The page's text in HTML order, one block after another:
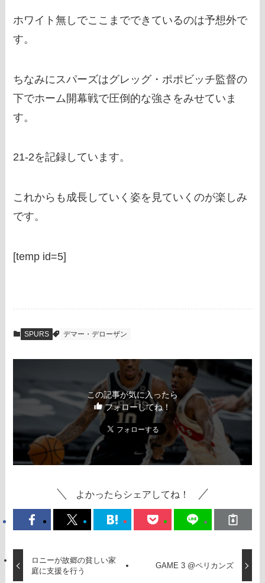
ホワイト無しでここまでできているのは予想外で
す。
ちなみにスパーズはグレッグ・ポポビッチ監督の
下でホーム開幕戦で圧倒的な強さをみせていま
す。
21-2を記録しています。
これからも成長していく姿を見ていくのが楽しみ
です。
[temp id=5]
SPURS デマー・デローザン
この記事が気に入ったら
フォローしてね！
よかったらシェアしてね！
ロニーが故郷の貧しい家
庭に支援を行う
GAME 3 @ペリカンズ